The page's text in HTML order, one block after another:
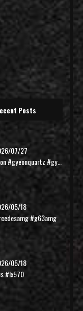
Posts
07/27
#gyeon #gyeonquartz #gyeonized...
05/18
#g63amg
05/18
#lx570